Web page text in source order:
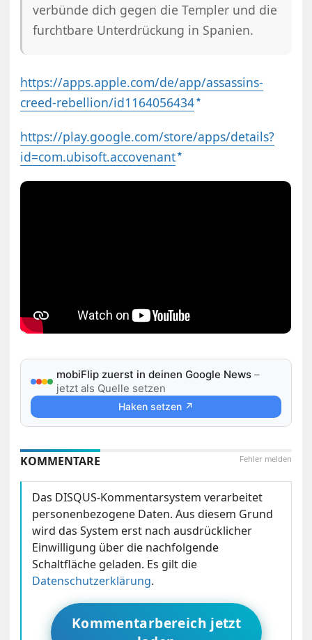
verbünde dich gegen die Templer und die
furchtbare Unterdrückung in Spanien.
https://apps.apple.com/de/app/assassins-
creed-rebellion/id1164056434
https://play.google.com/store/apps/details?
id=com.ubisoft.accovenant
mobiFlip zuerst in deinen Google News –
jetzt als Quelle setzen
Haken setzen ↗
Fehler melden
KOMMENTARE
Das DISQUS-Kommentarsystem verarbeitet
personenbezogene Daten. Aus diesem Grund
wird das System erst nach ausdrücklicher
Einwilligung über die nachfolgende
Schaltfläche geladen. Es gilt die
Datenschutzerklärung.
Kommentarbereich jetzt